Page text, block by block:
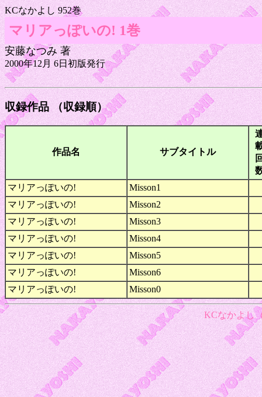
KCなかよし 952巻
マリアっぽいの! 1巻
安藤なつみ 著
2000年12月 6日初版発行
収録作品 （収録順）
作品名 サブタイトル
マリアっぽいの!
Misson1
マリアっぽいの!
Misson2
マリアっぽいの!
Misson3
マリアっぽいの!
Misson4
マリアっぽいの!
Misson5
マリアっぽいの!
Misson6
マリアっぽいの!
Misson0
KCなかよし